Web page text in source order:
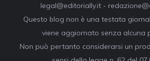
legal@editorially.it -
Questo blog non è una testata
viene aggiornato senza alcuna
Non può pertanto considerarsi un